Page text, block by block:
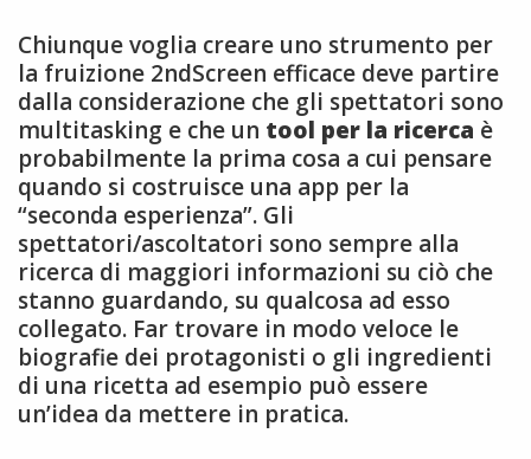
Chiunque voglia creare uno strumento per
la fruizione 2ndScreen efficace deve partire
dalla considerazione che gli spettatori sono
multitasking e che un tool per la ricerca è
probabilmente la prima cosa a cui pensare
quando si costruisce una app per la
“seconda esperienza”. Gli
spettatori/ascoltatori sono sempre alla
ricerca di maggiori informazioni su ciò che
stanno guardando, su qualcosa ad esso
collegato. Far trovare in modo veloce le
biografie dei protagonisti o gli ingredienti
di una ricetta ad esempio può essere
un’idea da mettere in pratica.